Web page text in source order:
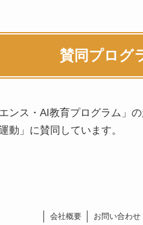
賛同プログ
ス・AI教育プログラム」の
動」に賛同しています。
会社概要 お問い合わせ